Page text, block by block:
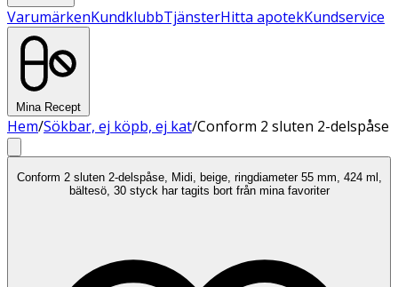
VarumärkenKundklubbTjänsterHitta apotekKundservice
Mina Recept
Hem/Sökbar, ej köpb, ej kat/Conform 2 sluten 2-delspåse
Conform 2 sluten 2-delspåse, Midi, beige, ringdiameter 55 mm, 424 ml,
bältesö, 30 styck har tagits bort från mina favoriter